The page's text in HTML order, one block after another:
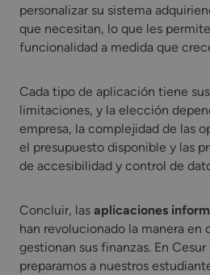
personalizar su sistema
que necesitan, lo que les
funcionalidad a medida que
Cada tipo de aplicación tiene
limitaciones, y la elección
empresa, la complejidad de las
el presupuesto disponible y las
de accesibilidad y control de
Concluir, las aplicaciones
han revolucionado la manera en
gestionan sus finanzas. En
preparamos a nuestros